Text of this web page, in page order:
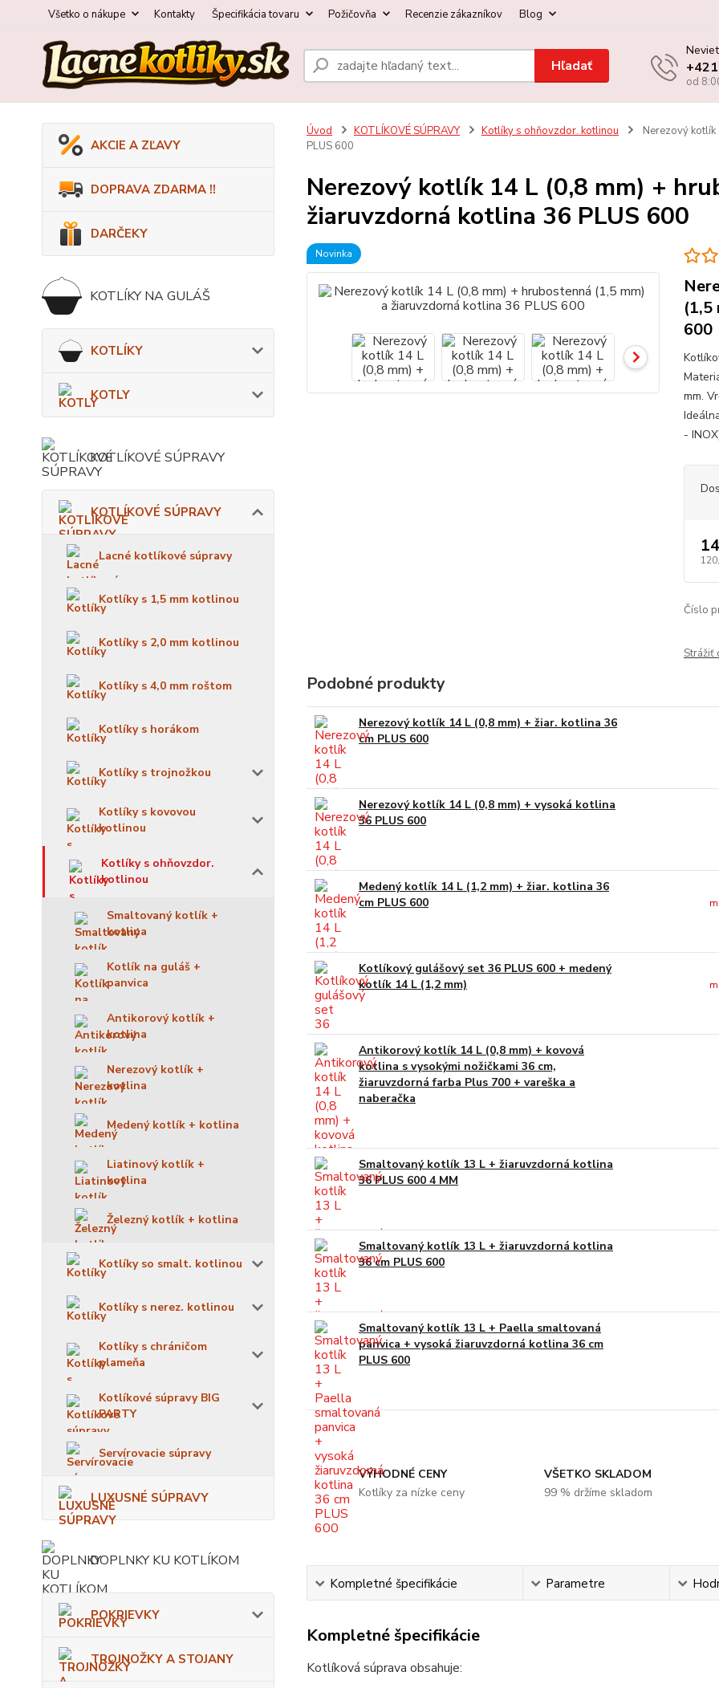
Všetko o nákupe Kontakty Špecifikácia tovaru Požičovňa Recenzie zákazníkov Blog
Hľadať
od
AKCIE A ZĽAVY
DOPRAVA ZDARMA !!
DARČEKY
KOTLÍKY NA GULÁŠ
KOTLÍKY
KOTLY
KOTLÍKOVÉ SÚPRAVY
KOTLÍKOVÉ SÚPRAVY
Lacné kotlíkové súpravy
Kotlíky s 1,5 mm kotlinou
Kotlíky s 2,0 mm kotlinou
Kotlíky s 4,0 mm roštom
Kotlíky s horákom
Kotlíky s trojnožkou
Kotlíky s kovovou
kotlinou
Kotlíky s ohňovzdor.
kotlinou
Smaltovaný kotlík +
kotlina
Kotlík na guláš +
panvica
Antikorový kotlík +
kotlina
Nerezový kotlík +
kotlina
Medený kotlík + kotlina
Liatinový kotlík +
kotlina
Železný kotlík + kotlina
Kotlíky so smalt. kotlinou
Kotlíky s nerez. kotlinou
Kotlíky s chráničom
plameňa
Kotlíkové súpravy BIG
PARTY
Servírovacie súpravy
LUXUSNÉ SÚPRAVY
DOPLNKY KU KOTLÍKOM
POKRIEVKY
TROJNOŽKY A STOJANY
Úvod KOTLÍKOVÉ SÚPRAVY Kotlíky s ohňovzdor. kotlinou
Nerezový kotlík
PLUS 600
Nerezový kotlík 14 L (0,8 mm) +
žiaruvzdorná kotlina 36 PLUS 600
Novinka
(1,5
600
mm.
-
Číslo
Strážiť
Podobné produkty
Nerezový kotlík 14 L (0,8 mm) + žiar. kotlina 36
cm PLUS 600
Nerezový kotlík 14 L (0,8 mm) + vysoká kotlina
36 PLUS 600
Medený kotlík 14 L (1,2 mm) + žiar. kotlina 36
cm PLUS 600
Kotlíkový gulášový set 36 PLUS 600 + medený
kotlík 14 L (1,2 mm)
Antikorový kotlík 14 L (0,8 mm) + kovová
kotlina s vysokými nožičkami 36 cm,
žiaruvzdorná farba Plus 700 + vareška a
naberačka
Smaltovaný kotlík 13 L + žiaruvzdorná kotlina
36 PLUS 600 4 MM
Smaltovaný kotlík 13 L + žiaruvzdorná kotlina
36 cm PLUS 600
Smaltovaný kotlík 13 L + Paella smaltovaná
panvica + vysoká žiaruvzdorná kotlina 36 cm
PLUS 600
VÝHODNÉ CENY
Kotlíky za nízke ceny
VŠETKO SKLADOM
99 % držíme skladom
Kompletné špecifikácie Parametre
Kompletné špecifikácie
Kotlíková súprava obsahuje: